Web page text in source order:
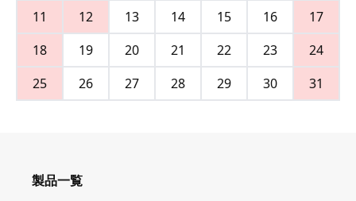
11
12 13 14 15 16
17
18
19 20 21 22 23
24
25
26 27 28 29 30 31
製品一覧